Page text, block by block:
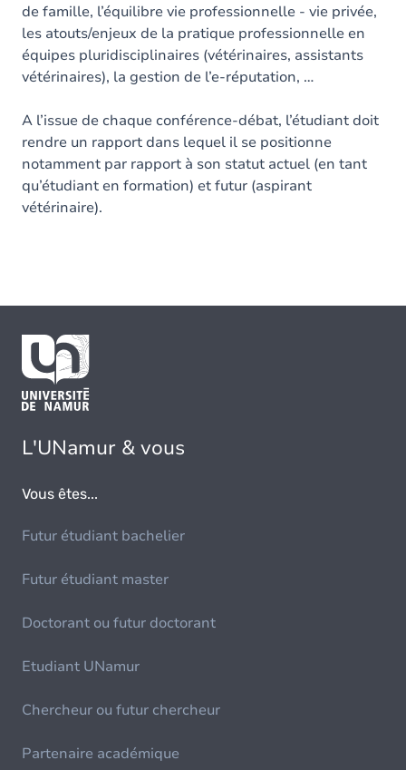
de famille, l’équilibre vie professionnelle - vie privée,
les atouts/enjeux de la pratique professionnelle en
équipes pluridisciplinaires (vétérinaires, assistants
vétérinaires), la gestion de l’e-réputation, …
A l’issue de chaque conférence-débat, l’étudiant doit
rendre un rapport dans lequel il se positionne
notamment par rapport à son statut actuel (en tant
qu’étudiant en formation) et futur (aspirant
vétérinaire).
L'UNamur & vous
Vous êtes...
Futur étudiant bachelier
Futur étudiant master
Doctorant ou futur doctorant
Etudiant UNamur
Chercheur ou futur chercheur
Partenaire académique